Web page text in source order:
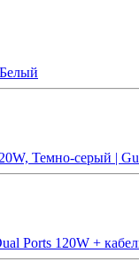
Темно-серый |
Ports 120W +